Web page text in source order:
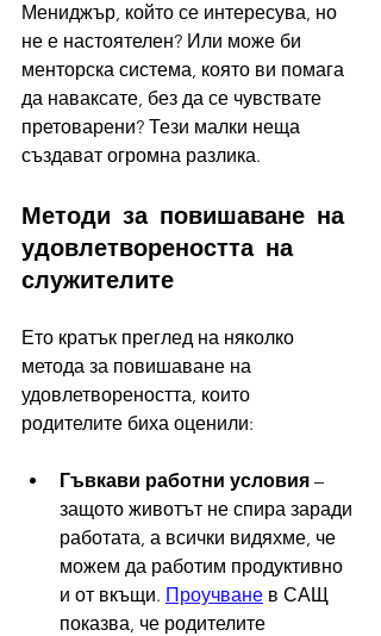
Мениджър, който се интересува, но
не е настоятелен? Или може би
менторска система, която ви помага
да наваксате, без да се чувствате
претоварени? Тези малки неща
създават огромна разлика.
Методи за повишаване на
удовлетвореността на
служителите
Ето кратък преглед на няколко
метода за повишаване на
удовлетвореността, които
родителите биха оценили:
Гъвкави работни условия –
защото животът не спира заради
работата, а всички видяхме, че
можем да работим продуктивно
и от вкъщи. Проучване в САЩ
показва, че родителите